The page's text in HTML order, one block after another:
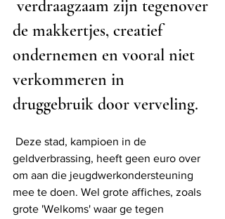
de makkertjes, creatief
ondernemen en vooral niet
verkommeren in
druggebruik door verveling.
geldverbrassing, heeft geen euro over
om aan die jeugdwerkondersteuning
mee te doen. Wel grote affiches, zoals
grote 'Welkoms' waar ge tegen